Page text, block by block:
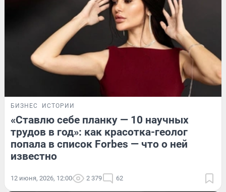
БИЗНЕС ИСТОРИИ
«Ставлю себе планку — 10 научных
трудов в год»: как красотка-геолог
попала в список Forbes — что о ней
известно
12 июня, 2026, 12:00 2 379 62